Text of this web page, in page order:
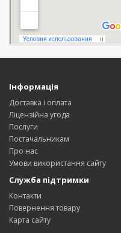
Інформація
Доставка і оплата
Ліцензійна угода
Послуги
Постачальникам
Про нас
Умови використання сайту
Служба підтримки
Контакти
Повернення товару
Карта сайту